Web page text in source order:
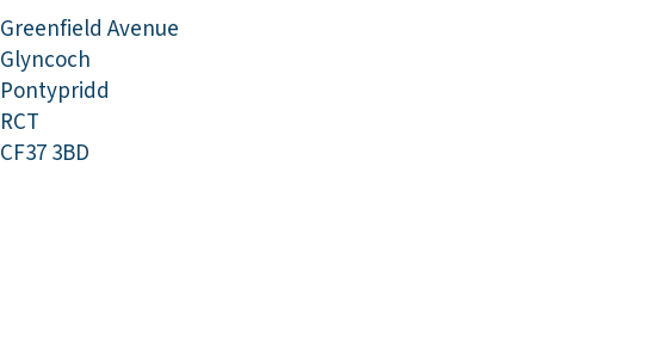
Greenfield Avenue
Glyncoch
Pontypridd
RCT
CF37 3BD